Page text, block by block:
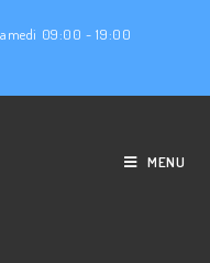
09:00 - 19:00
MENU